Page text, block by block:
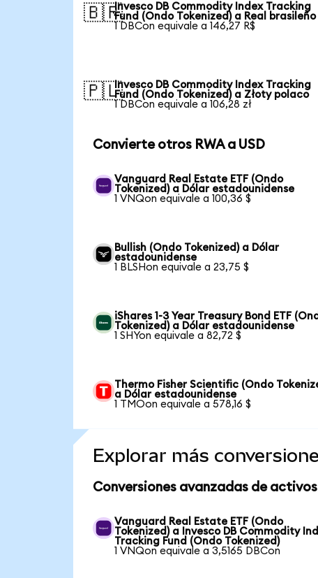
🇧🇷Invesco DB Commodity Index Tracking
Fund (Ondo Tokenized) a Real brasileño
1 DBCon equivale a 146,27 R$
🇵🇱Invesco DB Commodity Index Tracking
Fund (Ondo Tokenized) a Złoty polaco
1 DBCon equivale a 106,28 zł
Convierte otros RWA a USD
Vanguard Real Estate ETF (Ondo
Tokenized) a Dólar estadounidense
1 VNQon equivale a 100,36 $
Bullish (Ondo Tokenized) a Dólar
estadounidense
1 BLSHon equivale a 23,75 $
iShares 1-3 Year Treasury Bond ETF
Tokenized) a Dólar estadounidense
1 SHYon equivale a 82,72 $
Thermo Fisher Scientific (Ondo
a Dólar estadounidense
1 TMOon equivale a 578,16 $
Explorar más
Conversiones avanzadas de activos
Vanguard Real Estate ETF (Ondo
Tokenized) a Invesco DB Commodity
Tracking Fund (Ondo Tokenized)
1 VNQon equivale a 3,5165 DBCon